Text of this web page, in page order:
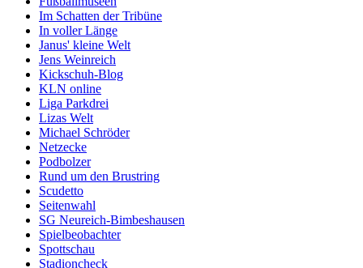
Im Schatten der Tribüne
In voller Länge
Janus' kleine Welt
Jens Weinreich
Kickschuh-Blog
KLN online
Liga Parkdrei
Lizas Welt
Michael Schröder
Netzecke
Podbolzer
Rund um den Brustring
Scudetto
Seitenwahl
SG Neureich-Bimbeshausen
Spielbeobachter
Spottschau
Stadioncheck